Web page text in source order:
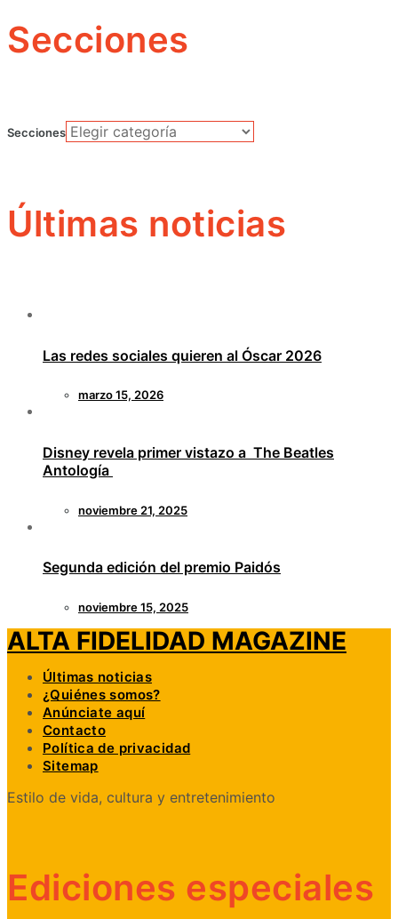
Secciones
Secciones
Últimas noticias
Las redes sociales quieren al Óscar 2026
marzo 15, 2026
Disney revela primer vistazo a The Beatles
Antología
noviembre 21, 2025
Segunda edición del premio Paidós
noviembre 15, 2025
ALTA FIDELIDAD MAGAZINE
Últimas noticias
¿Quiénes somos?
Anúnciate aquí
Contacto
Política de privacidad
Sitemap
Estilo de vida, cultura y entretenimiento
Ediciones especiales